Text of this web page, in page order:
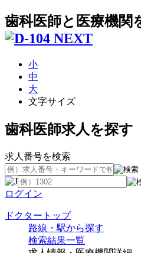
歯科医師と医療機関
小
中
大
文字サイズ
歯科医師求人を探す
求人番号を検索
ログイン
ドクタートップ
路線・駅から探す
検索結果一覧